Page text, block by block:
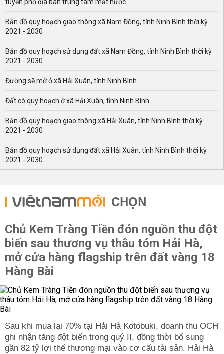
tuyến phố địa bàn trung tâm mất nước
Bản đồ quy hoạch giao thông xã Nam Đồng, tỉnh Ninh Bình thời kỳ
2021 - 2030
Bản đồ quy hoạch sử dụng đất xã Nam Đồng, tỉnh Ninh Bình thời kỳ
2021 - 2030
Đường sẽ mở ở xã Hải Xuân, tỉnh Ninh Bình
Đất có quy hoạch ở xã Hải Xuân, tỉnh Ninh Bình
Bản đồ quy hoạch giao thông xã Hải Xuân, tỉnh Ninh Bình thời kỳ
2021 - 2030
Bản đồ quy hoạch sử dụng đất xã Hải Xuân, tỉnh Ninh Bình thời kỳ
2021 - 2030
CHỌN
Chủ Kem Tràng Tiền đón nguồn thu đột
biến sau thương vụ thâu tóm Hải Hà,
mở cửa hàng flagship trên đất vàng 18
Hàng Bài
Sau khi mua lại 70% tại Hải Hà Kotobuki, doanh thu OCH
ghi nhận tăng đột biến trong quý II, đồng thời bổ sung
gần 82 tỷ lợi thế thương mại vào cơ cấu tài sản. Hải Hà